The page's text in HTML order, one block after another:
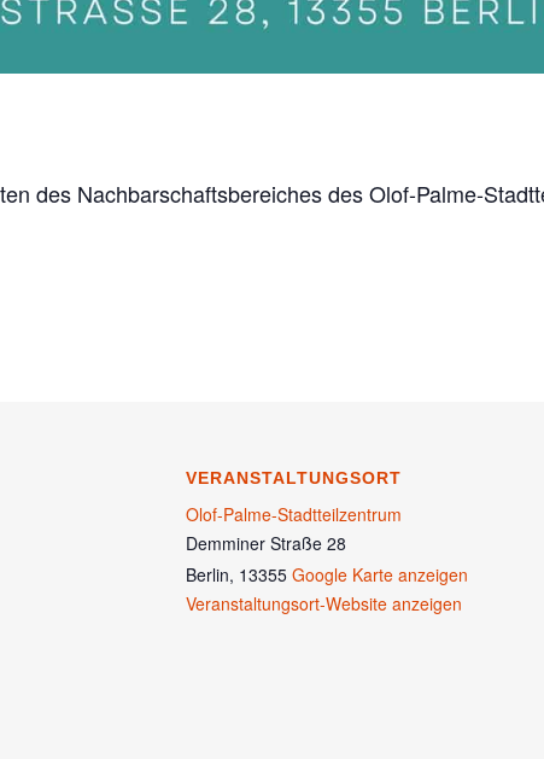
des Nachbarschaftsbereiches des Olof-Palme-
VERANSTALTUNGSORT
Olof-Palme-Stadtteilzentrum
Demminer Straße 28
Berlin, 13355 Google Karte anzeigen
Veranstaltungsort-Website anzeigen